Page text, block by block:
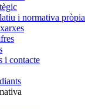
i normativa pròpia
i contacte